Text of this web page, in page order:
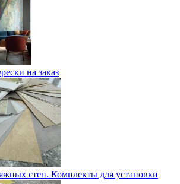
на заказ
стен. Комплекты для установки